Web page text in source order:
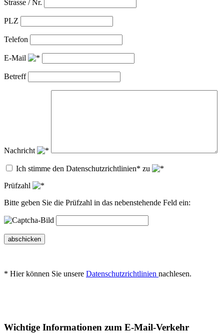
Strasse / Nr.
PLZ
Telefon
E-Mail
Betreff
Nachricht
Ich stimme den Datenschutzrichtlinien* zu
Prüfzahl
Bitte geben Sie die Prüfzahl in das nebenstehende Feld ein:
abschicken
* Hier können Sie unsere Datenschutzrichtlinien nachlesen.
Wichtige Informationen zum E-Mail-Verkehr